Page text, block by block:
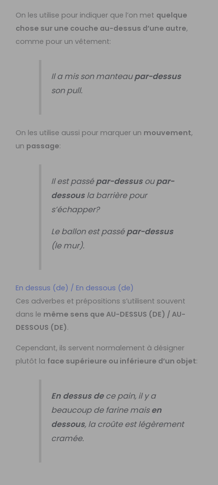
On les utilise pour indiquer que l’on met quelque
chose sur une couche au-dessus d’une autre,
comme pour un vêtement:
Il a mis son manteaupar-dessus
son pull.
On les utilise aussi pour marquer un mouvement,
un passage:
Il est passépar-dessusoupar-
dessousla barrière pour
s’échapper?
Le ballon est passépar-dessus
(le mur).
En dessus (de) / En dessous (de)
Ces adverbes et prépositions s’utilisent souvent
dans le même sens que AU-DESSUS (DE) / AU-
DESSOUS (DE).
Cependant, ils servent normalement à désigner
plutôt la face supérieure ou inférieure d’un objet:
En dessus dece pain, il y a
beaucoup de farine maisen
dessous, la croûte est légèrement
cramée.